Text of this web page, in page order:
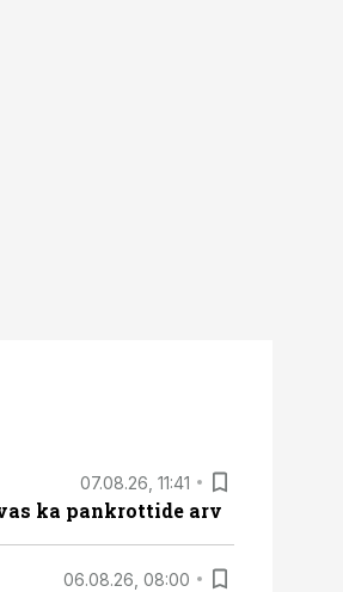
07.08.26, 11:41
ka pankrottide arv
06.08.26, 08:00